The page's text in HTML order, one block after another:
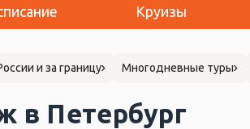
Круизы
и за границу Многодневные туры
в Петербург